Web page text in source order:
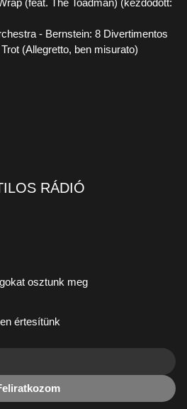
(feat. The Toadman) (kezdődött:
- Bernstein: 8 Divertimentos
(Allegretto, ben misurato)
RÁDIÓ
osztunk meg
értesítünk